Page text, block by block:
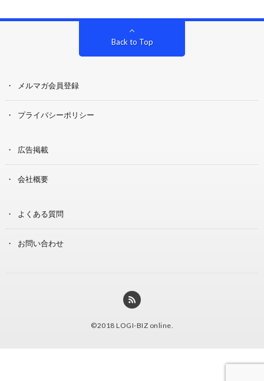
Back to Top
メルマガ会員登録
プライバシーポリシー
広告掲載
会社概要
よくある質問
お問い合わせ
©2018 LOGI-BIZ online